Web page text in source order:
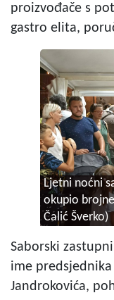
proizvođače s
gastro elita,
Ljetni noćni
okupio
Čalić Šverko)
Saborski
ime
Jandrokovića,